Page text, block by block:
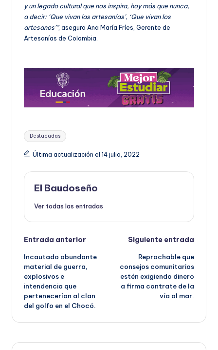
y un legado cultural que nos inspira, hoy más que nunca,
a decir: ‘Que vivan las artesanías’, ‘Que vivan los
artesanos’”, asegura Ana María Fríes, Gerente de
Artesanías de Colombia.
Etiquetas:
Destacadas
Última actualización el 14 julio, 2022
El Baudoseño
Ver todas las entradas
Navegación
de
entradas
Entrada anterior
Incautado abundante
material de guerra,
explosivos e
intendencia que
pertenecerían al clan
del golfo en el Chocó.
Siguiente entrada
Reprochable que
consejos comunitarios
estén exigiendo dinero
a firma contrate de la
vía al mar.